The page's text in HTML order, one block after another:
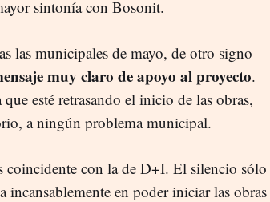
sintonía con Bosonit.
las municipales de mayo, de otro signo
muy claro de apoyo al proyecto.
esté retrasando el inicio de las obras,
a ningún problema municipal.
coincidente con la de D+I. El silencio sólo
incansablemente en poder iniciar las obras